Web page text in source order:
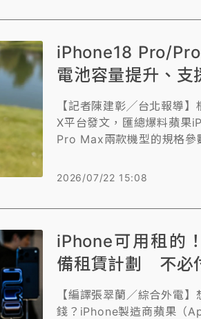
iPhone18 Pro/
電池容量提升、支
【記者陳建彰╱台北報導
X平台發文，匯總爆料蘋果
Pro Max兩款機型的規格參
2026/07/22 15:08
iPhone可用租的
備租賃計劃 不必
【編譯張翠蘭／綜合外電
錢？iPhone製造商蘋果（